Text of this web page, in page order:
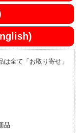
は全て「お取り寄せ」
品